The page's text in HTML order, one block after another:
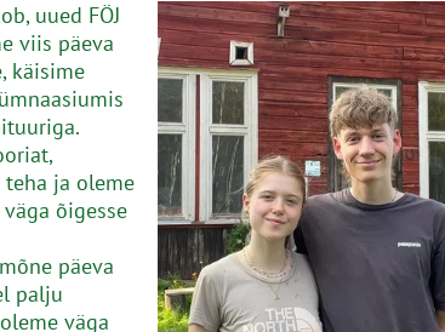
uued FÖJ
viis päeva
käisime
ja oleme
õigesse
päeva
palju
väga